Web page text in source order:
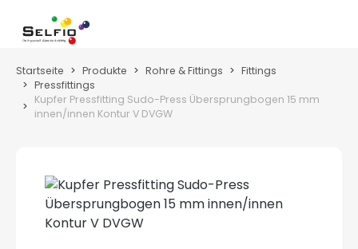
Zum Hauptinhalt springen
Startseite Produkte Rohre & Fittings
Fittings
Pressfittings
Kupfer Pressfitting Sudo-Press Übersprungbogen 15 mm
innen/innen Kontur V DVGW